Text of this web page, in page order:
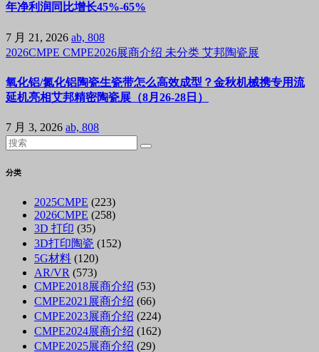
年净利润同比增长45%-65%
7 月 21, 2026 ab, 808
2026CMPE CMPE2026展商介绍 未分类 艾邦陶瓷展
氧化铝/氮化铝陶瓷生瓷带怎么高效成型？金秋机械携专用流
延机亮相艾邦精密陶瓷展（8月26-28日）
7 月 3, 2026 ab, 808
分类
2025CMPE (223)
2026CMPE (258)
3D 打印 (35)
3D打印陶瓷 (152)
5G材料 (120)
AR/VR (573)
CMPE2018展商介绍 (53)
CMPE2021展商介绍 (66)
CMPE2023展商介绍 (224)
CMPE2024展商介绍 (162)
CMPE2025展商介绍 (29)